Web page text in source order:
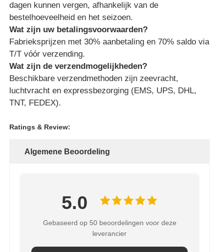
dagen kunnen vergen, afhankelijk van de
bestelhoeveelheid en het seizoen.
Wat zijn uw betalingsvoorwaarden?
Fabrieksprijzen met 30% aanbetaling en 70% saldo via
T/T vóór verzending.
Wat zijn de verzendmogelijkheden?
Beschikbare verzendmethoden zijn zeevracht,
luchtvracht en expressbezorging (EMS, UPS, DHL,
TNT, FEDEX).
Ratings & Review:
Algemene Beoordeling
5.0
Gebaseerd op 50 beoordelingen voor deze
leverancier